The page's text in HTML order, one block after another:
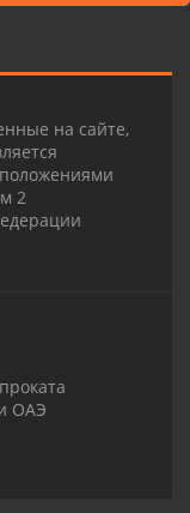
на сайте,
2
ОАЭ